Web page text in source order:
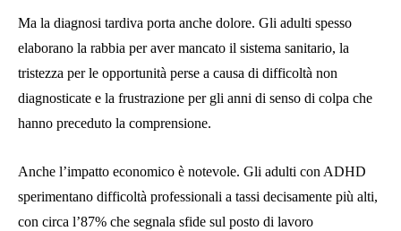
Ma la diagnosi tardiva porta anche dolore. Gli adulti spesso
elaborano la rabbia per aver mancato il sistema sanitario, la
tristezza per le opportunità perse a causa di difficoltà non
diagnosticate e la frustrazione per gli anni di senso di colpa che
hanno preceduto la comprensione.
Anche l’impatto economico è notevole. Gli adulti con ADHD
sperimentano difficoltà professionali a tassi decisamente più alti,
con circa l’87% che segnala sfide sul posto di lavoro